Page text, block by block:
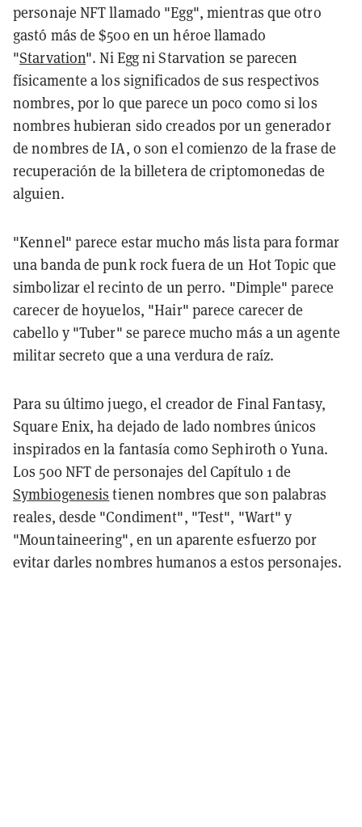
personaje NFT llamado "Egg", mientras que otro
gastó más de $500 en un héroe llamado
"Starvation". Ni Egg ni Starvation se parecen
físicamente a los significados de sus respectivos
nombres, por lo que parece un poco como si los
nombres hubieran sido creados por un generador
de nombres de IA, o son el comienzo de la frase de
recuperación de la billetera de criptomonedas de
alguien.
"Kennel" parece estar mucho más lista para formar
una banda de punk rock fuera de un Hot Topic que
simbolizar el recinto de un perro. "Dimple" parece
carecer de hoyuelos, "Hair" parece carecer de
cabello y "Tuber" se parece mucho más a un agente
militar secreto que a una verdura de raíz.
Para su último juego, el creador de Final Fantasy,
Square Enix, ha dejado de lado nombres únicos
inspirados en la fantasía como Sephiroth o Yuna.
Los 500 NFT de personajes del Capítulo 1 de
Symbiogenesis tienen nombres que son palabras
reales, desde "Condiment", "Test", "Wart" y
"Mountaineering", en un aparente esfuerzo por
evitar darles nombres humanos a estos personajes.